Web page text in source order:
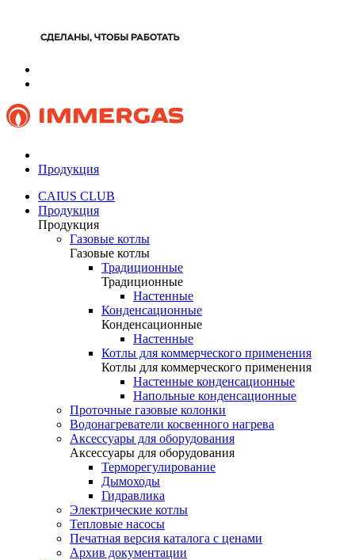
Продукция
CAIUS CLUB
Продукция
Продукция
Газовые котлы
Газовые котлы
Традиционные
Традиционные
Настенные
Конденсационные
Конденсационные
Настенные
Котлы для коммерческого применения
Котлы для коммерческого применения
Настенные конденсационные
Напольные конденсационные
Проточные газовые колонки
Водонагреватели косвенного нагрева
Аксессуары для оборудования
Аксессуары для оборудования
Терморегулирование
Дымоходы
Гидравлика
Электрические котлы
Тепловые насосы
Печатная версия каталога с ценами
Архив документации